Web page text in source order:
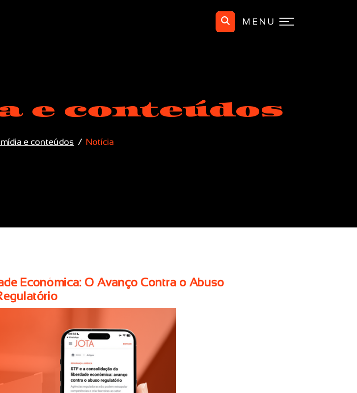
MENU
e conteúdos
mídia e conteúdos Notícia
Econômica: O Avanço Contra o Abuso